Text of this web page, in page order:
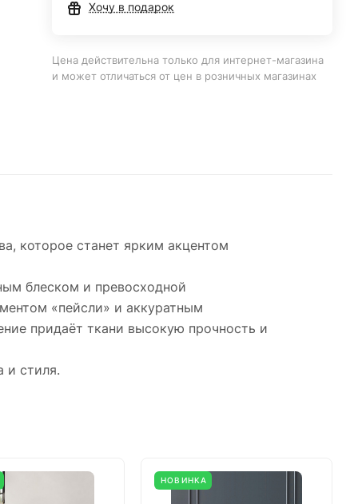
Хочу в подарок
Цена действительна только для интернет-магазина
и может отличаться от цен в розничных магазинах
которое станет ярким акцентом
блеском и превосходной
«пейсли» и аккуратным
придаёт ткани высокую прочность и
и стиля.
НОВИНКА